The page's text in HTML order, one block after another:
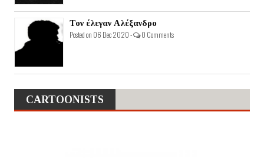
Τον έλεγαν Αλέξανδρο
Posted on 06 Dec 2020 - 0 Comments
CARTOONISTS